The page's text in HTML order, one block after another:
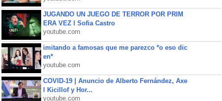
JUGANDO UN JUEGO DE TERROR POR PRIM
ERA VEZ l Sofia Castro
youtube.com
imitando a famosas que me parezco *o eso dic
en*
youtube.com
COVID-19 | Anuncio de Alberto Fernández, Axe
l Kicillof y Hor...
youtube.com